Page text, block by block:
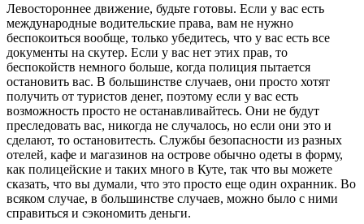
Левостороннее движение, будьте готовы. Если у вас есть
международные водительские права, вам не нужно
беспокоиться вообще, только убедитесь, что у вас есть все
документы на скутер. Если у вас нет этих прав, то
беспокойств немного больше, когда полиция пытается
остановить вас. В большинстве случаев, они просто хотят
получить от туристов денег, поэтому если у вас есть
возможность просто не останавливайтесь. Они не будут
преследовать вас, никогда не случалось, но если они это и
сделают, то остановитесть. Службы безопасности из разных
отелей, кафе и магазинов на острове обычно одеты в форму,
как полицейские и таких много в Куте, так что вы можете
сказать, что вы думали, что это просто еще один охранник. Во
всяком случае, в большинстве случаев, можно было с ними
справиться и сэкономить деньги.